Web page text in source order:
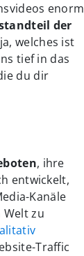
enorm
der
welches ist
tief in das
du dir
, ihre
entwickelt,
Kanäle
zu
Traffic